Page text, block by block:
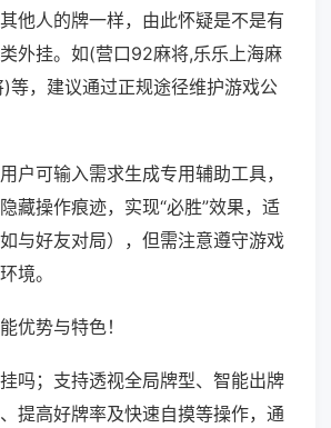
他人的牌一样，由此怀疑是不是有
外挂。如(营口92麻将,乐乐上海麻
等，建议通过正规途径维护游戏公
户可输入需求生成专用辅助工具，
藏操作痕迹，实现“必胜”效果，适
与好友对局），但需注意遵守游戏
境。
优势与特色！
吗；支持透视全局牌型、智能出牌
提高好牌率及快速自摸等操作，通